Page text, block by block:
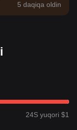
asosida qabul
5 daqiqa oldin
24S yuqori $1